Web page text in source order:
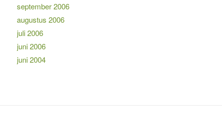
september 2006
augustus 2006
juli 2006
juni 2006
juni 2004